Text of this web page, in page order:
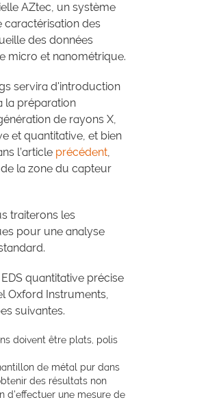
AZtec, un système
caractérisation des
des données
micro et nanométrique.
servira d'introduction
la préparation
de rayons X,
et quantitative, et bien
l’article précédent,
la zone du capteur
traiterons les
pour une analyse
quantitative précise
Oxford Instruments,
suivantes.
doivent être plats, polis
de métal pur dans
des résultats non
d'effectuer une mesure de